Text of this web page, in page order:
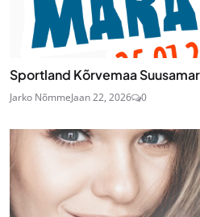
Sportland Kõrvemaa
Jarko NõmmeJaan 22, 2026 0